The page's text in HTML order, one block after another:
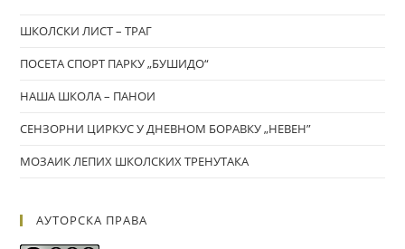
ШКОЛСКИ ЛИСТ – ТРАГ
ПОСЕТА СПОРТ ПАРКУ „БУШИДО“
НАША ШКОЛА – ПАНОИ
СЕНЗОРНИ ЦИРКУС У ДНЕВНОМ БОРАВКУ „НЕВЕН”
МОЗАИК ЛЕПИХ ШКОЛСКИХ ТРЕНУТАКА
АУТОРСКА ПРАВА